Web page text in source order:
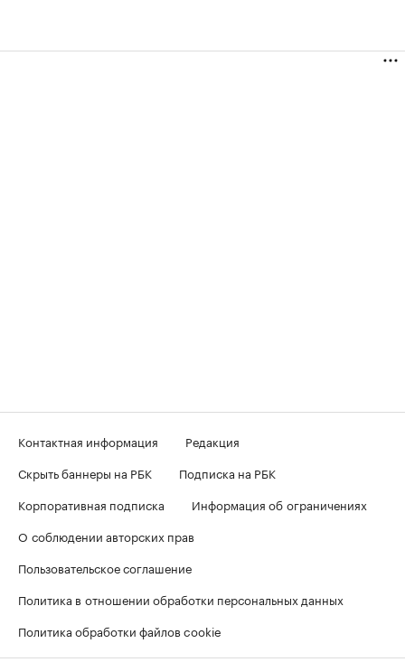
Контактная информация
Редакция
Скрыть баннеры на РБК
Подписка на РБК
Корпоративная подписка
Информация об ограничениях
О соблюдении авторских прав
Пользовательское соглашение
Политика в отношении обработки персональных данных
Политика обработки файлов cookie